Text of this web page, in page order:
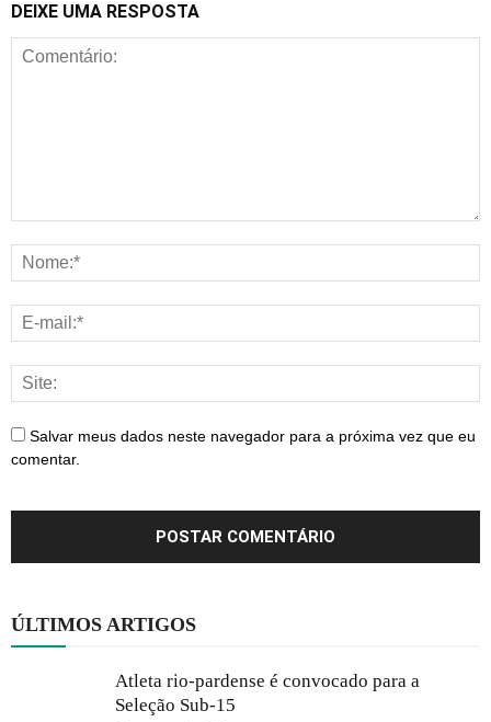
DEIXE UMA RESPOSTA
Salvar meus dados neste navegador para a próxima vez que eu
comentar.
ÚLTIMOS ARTIGOS
Atleta rio-pardense é convocado para a
Seleção Sub-15